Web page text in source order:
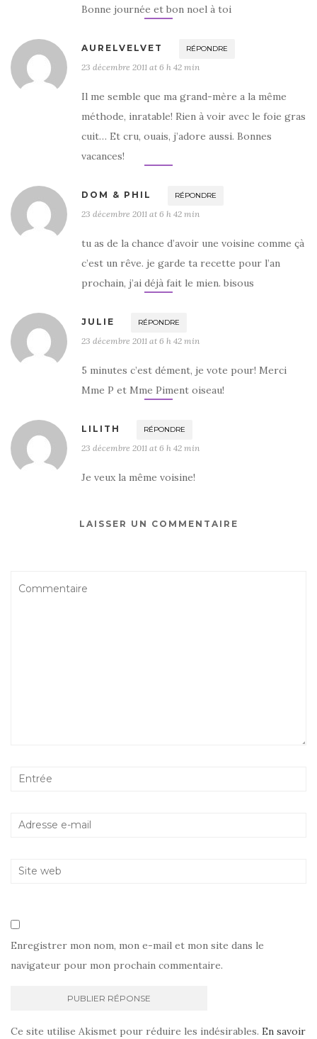
Bonne journée et bon noel à toi
AURELVELVET RÉPONDRE
23 décembre 2011 at 6 h 42 min
Il me semble que ma grand-mère a la même
méthode, inratable! Rien à voir avec le foie gras
cuit… Et cru, ouais, j’adore aussi. Bonnes
vacances!
DOM & PHIL RÉPONDRE
23 décembre 2011 at 6 h 42 min
tu as de la chance d’avoir une voisine comme çà
c’est un rêve. je garde ta recette pour l’an
prochain, j’ai déjà fait le mien. bisous
JULIE RÉPONDRE
23 décembre 2011 at 6 h 42 min
5 minutes c’est dément, je vote pour! Merci
Mme P et Mme Piment oiseau!
LILITH RÉPONDRE
23 décembre 2011 at 6 h 42 min
Je veux la même voisine!
LAISSER UN COMMENTAIRE
Enregistrer mon nom, mon e-mail et mon site dans le
navigateur pour mon prochain commentaire.
Ce site utilise Akismet pour réduire les indésirables. En savoir